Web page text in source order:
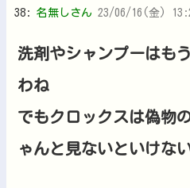
38: 名無しさん 23/06/16(金)
洗剤やシャンプーはも
わね
でもクロックスは偽物
ゃんと見ないといけな